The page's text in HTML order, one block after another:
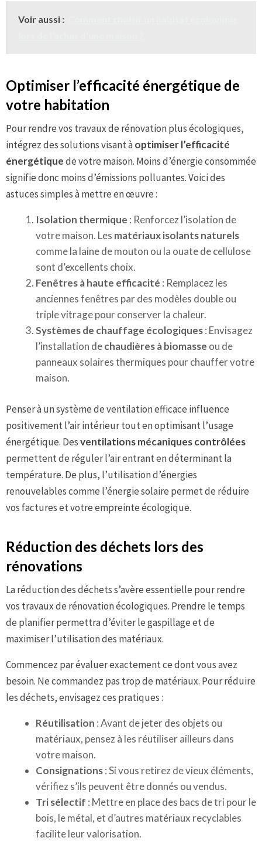
Voir aussi :
Optimiser l’efficacité énergétique de
votre habitation
Pour rendre vos travaux de rénovation plus écologiques,
intégrez des solutions visant àoptimiser l’efficacité
énergétiquede votre maison. Moins d’énergie consommée
signifie donc moins d’émissions polluantes. Voici des
astuces simples à mettre en œuvre :
Isolation thermique : Renforcez l’isolation de
votre maison. Les matériaux isolants naturels
comme la laine de mouton ou la ouate de cellulose
sont d’excellents choix.
Fenêtres à haute efficacité : Remplacez les
anciennes fenêtres par des modèles double ou
triple vitrage pour conserver la chaleur.
Systèmes de chauffage écologiques: Envisagez
l’installation dechaudières à biomasse ou de
panneaux solaires thermiques pour chauffer votre
maison.
Penser à un système de ventilation efficace influence
positivement l’air intérieur tout en optimisant l’usage
énergétique. Desventilations mécaniques contrôlées
permettent de réguler l’air entrant en déterminant la
température. De plus, l’utilisation d’énergies
renouvelables comme l’énergie solaire permet de réduire
vos factures et votre empreinte écologique.
Réduction des déchets lors des
rénovations
La réduction des déchets s’avère essentielle pour rendre
vos travaux de rénovation écologiques. Prendre le temps
de planifier permettra d’éviter le gaspillage et de
maximiser l’utilisation des matériaux.
Commencez par évaluer exactement ce dont vous avez
besoin. Ne commandez pas trop de matériaux. Pour réduire
les déchets, envisagez ces pratiques :
Réutilisation : Avant de jeter des objets ou
matériaux, pensez à les réutiliser ailleurs dans
votre maison.
Consignations: Si vous retirez de vieux éléments,
vérifiez s’ils peuvent être donnés ou vendus.
Tri sélectif : Mettre en place des bacs de tri pour le
bois, le métal, et d’autres matériaux recyclables
facilite leur valorisation.